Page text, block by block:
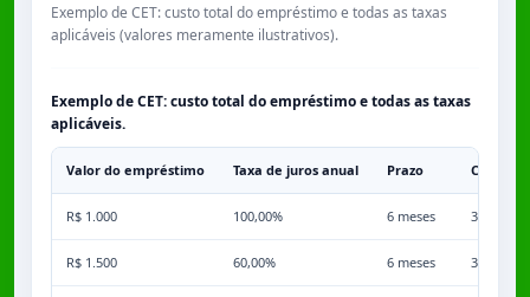
Exemplo de CET: custo total do empréstimo e todas as taxas
aplicáveis (valores meramente ilustrativos).
Exemplo de CET: custo total do empréstimo e todas as taxas
aplicáveis.
Valor do empréstimo Taxa de juros anual Prazo
R$ 1.000 100,00% 6 meses 3,50%
R$ 1.500 60,00% 6 meses 3,50%